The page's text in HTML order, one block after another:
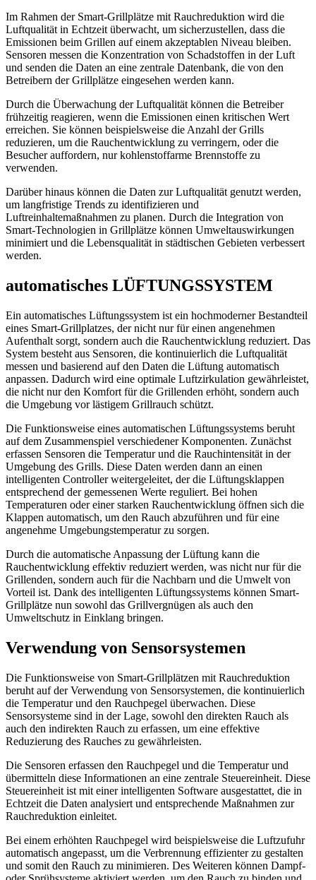
Im Rahmen der Smart-Grillplätze mit Rauchreduktion wird die
Luftqualität in Echtzeit überwacht, um sicherzustellen, dass die
Emissionen beim Grillen auf einem akzeptablen Niveau bleiben.
Sensoren messen die Konzentration von Schadstoffen in der Luft
und senden die Daten an eine zentrale Datenbank, die von den
Betreibern der Grillplätze eingesehen werden kann.
Durch die Überwachung der Luftqualität können die Betreiber
frühzeitig reagieren, wenn die Emissionen einen kritischen Wert
erreichen. Sie können beispielsweise die Anzahl der Grills
reduzieren, um die Rauchentwicklung zu verringern, oder die
Besucher auffordern, nur kohlenstoffarme Brennstoffe zu
verwenden.
Darüber hinaus können die Daten zur Luftqualität genutzt werden,
um langfristige Trends zu identifizieren und
Luftreinhaltemaßnahmen zu planen. Durch die Integration von
Smart-Technologien in Grillplätze können Umweltauswirkungen
minimiert und die Lebensqualität in städtischen Gebieten verbessert
werden.
automatisches LÜFTUNGSSYSTEM
Ein automatisches Lüftungssystem ist ein hochmoderner Bestandteil
eines Smart-Grillplatzes, der nicht nur für einen angenehmen
Aufenthalt sorgt, sondern auch die Rauchentwicklung reduziert. Das
System besteht aus Sensoren, die kontinuierlich die Luftqualität
messen und basierend auf den Daten die Lüftung automatisch
anpassen. Dadurch wird eine optimale Luftzirkulation gewährleistet,
die nicht nur den Komfort für die Grillenden erhöht, sondern auch
die Umgebung vor lästigem Grillrauch schützt.
Die Funktionsweise eines automatischen Lüftungssystems beruht
auf dem Zusammenspiel verschiedener Komponenten. Zunächst
erfassen Sensoren die Temperatur und die Rauchintensität in der
Umgebung des Grills. Diese Daten werden dann an einen
intelligenten Controller weitergeleitet, der die Lüftungsklappen
entsprechend der gemessenen Werte reguliert. Bei hohen
Temperaturen oder einer starken Rauchentwicklung öffnen sich die
Klappen automatisch, um den Rauch abzuführen und für eine
angenehme Umgebungstemperatur zu sorgen.
Durch die automatische Anpassung der Lüftung kann die
Rauchentwicklung effektiv reduziert werden, was nicht nur für die
Grillenden, sondern auch für die Nachbarn und die Umwelt von
Vorteil ist. Dank des intelligenten Lüftungssystems können Smart-
Grillplätze nun sowohl das Grillvergnügen als auch den
Umweltschutz in Einklang bringen.
Verwendung von Sensorsystemen
Die Funktionsweise von Smart-Grillplätzen mit Rauchreduktion
beruht auf der Verwendung von Sensorsystemen, die kontinuierlich
die Temperatur und den Rauchpegel überwachen. Diese
Sensorsysteme sind in der Lage, sowohl den direkten Rauch als
auch den indirekten Rauch zu erfassen, um eine effektive
Reduzierung des Rauches zu gewährleisten.
Die Sensoren erfassen den Rauchpegel und die Temperatur und
übermitteln diese Informationen an eine zentrale Steuereinheit. Diese
Steuereinheit ist mit einer intelligenten Software ausgestattet, die in
Echtzeit die Daten analysiert und entsprechende Maßnahmen zur
Rauchreduktion einleitet.
Bei einem erhöhten Rauchpegel wird beispielsweise die Luftzufuhr
automatisch angepasst, um die Verbrennung effizienter zu gestalten
und somit den Rauch zu minimieren. Des Weiteren können Dampf-